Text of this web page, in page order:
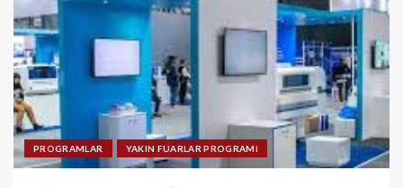
PROGRAMLAR YAKIN FUARLAR PROGRAMI